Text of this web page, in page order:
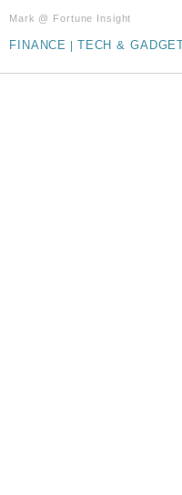
Mark @ Fortune Insight
FINANCE TECH & GADGET